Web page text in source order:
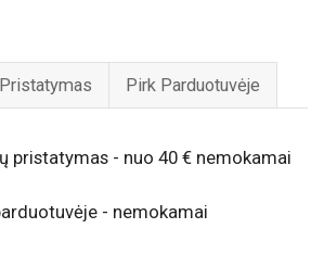
Pristatymas Pirk Parduotuvėje
pristatymas - nuo 40 € nemokamai
- nemokamai